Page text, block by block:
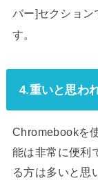
バー]セクション
す。
4.重いと思わ
Chromebookを
能は非常に便利
る方は多いと思